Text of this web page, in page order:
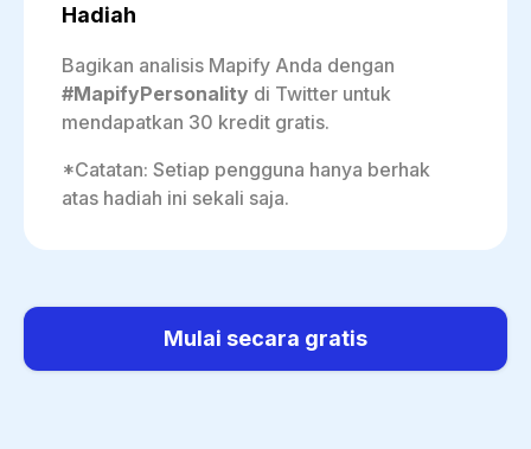
Hadiah
Bagikan analisis Mapify Anda dengan
#MapifyPersonality di Twitter untuk
*Catatan: Setiap pengguna hanya berhak
atas hadiah ini sekali saja.
Mulai secara gratis